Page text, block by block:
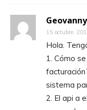
15 octubre,
Hola.
1. Cómo
sistema
2. El api a